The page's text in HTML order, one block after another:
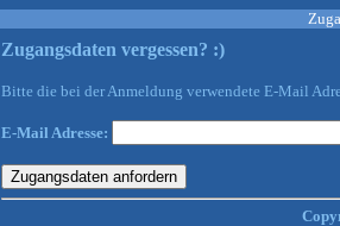
Zugangsdaten vergessen? :)
Bitte die bei der Anmeldung verwendete E-Mail
E-Mail Adresse: